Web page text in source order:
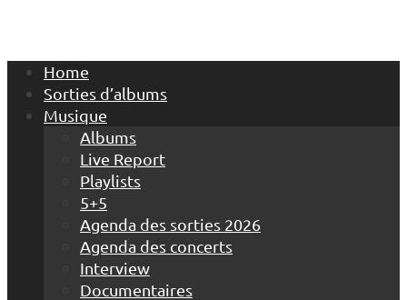
Home
Sorties d’albums
Musique
Albums
Live Report
Playlists
5+5
Agenda des sorties 2026
Agenda des concerts
Interview
Documentaires